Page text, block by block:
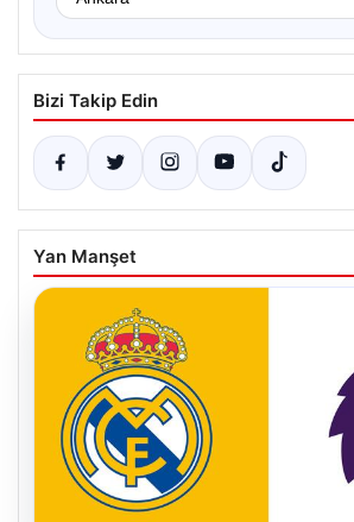
Bizi Takip Edin
Yan Manşet